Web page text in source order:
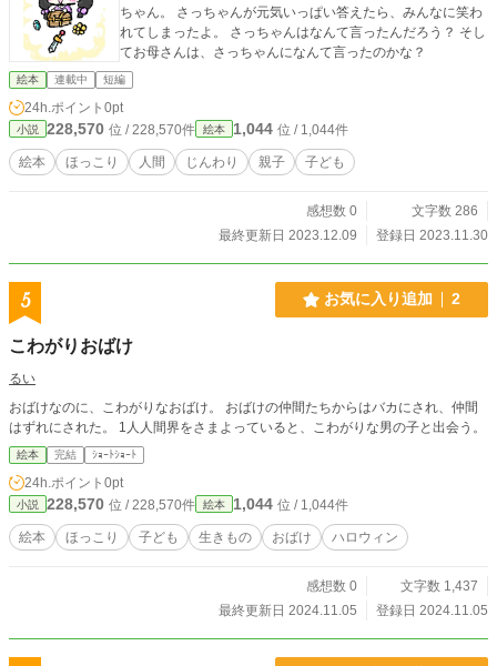
ちゃん。 さっちゃんが元気いっぱい答えたら、みんなに笑わ
れてしまったよ。 さっちゃんはなんて言ったんだろう？ そし
てお母さんは、さっちゃんになんて言ったのかな？
絵本 連載中 短編
24h.ポイント 0pt
小説 228,570 位 / 228,570件 絵本 1,044 位 / 1,044件
絵本 ほっこり 人間 じんわり 親子 子ども
感想数 0
文字数 286
最終更新日 2023.12.09
登録日 2023.11.30
5 お気に入り追加 2
こわがりおばけ
るい
おばけなのに、こわがりなおばけ。 おばけの仲間たちからはバカにされ、仲間
はずれにされた。 1人人間界をさまよっていると、こわがりな男の子と出会う。
絵本 完結 ｼｮｰﾄｼｮｰﾄ
24h.ポイント 0pt
小説 228,570 位 / 228,570件 絵本 1,044 位 / 1,044件
絵本 ほっこり 子ども 生きもの おばけ ハロウィン
感想数 0
文字数 1,437
最終更新日 2024.11.05
登録日 2024.11.05